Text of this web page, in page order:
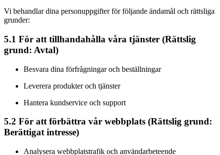
Vi behandlar dina personuppgifter för följande ändamål och rättsliga
grunder:
5.1 För att tillhandahålla våra tjänster (Rättslig
grund: Avtal)
Besvara dina förfrågningar och beställningar
Leverera produkter och tjänster
Hantera kundservice och support
5.2 För att förbättra vår webbplats (Rättslig grund:
Berättigat intresse)
Analysera webbplatstrafik och användarbeteende